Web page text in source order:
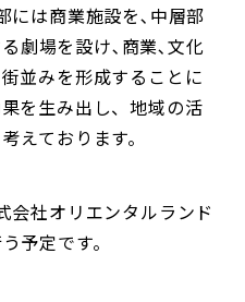
には商業施設を､中層部
劇場を設け､商業､文化
並みを形成することに
を生み出し、地域の活
えております。
会社オリエンタルランド
予定です。